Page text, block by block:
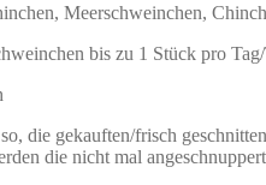
Meerschweinchen,
bis zu 1 Stück pro
die gekauften/frisch
die nicht mal